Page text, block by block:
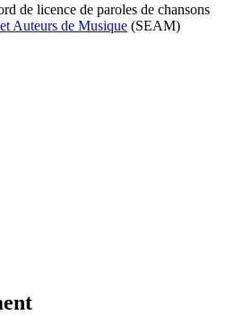
de licence de paroles de chansons
Auteurs de Musique (SEAM)